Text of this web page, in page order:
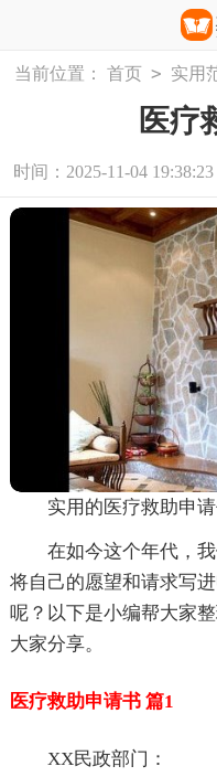
当前位置： 首页 > 实用
医疗
时间：2025-11-04 19:38:23
实用的医疗救助申
在如今这个年代，
将自己的愿望和请求写
呢？以下是小编帮大家
大家分享。
医疗救助申请书 篇1
XX民政部门：